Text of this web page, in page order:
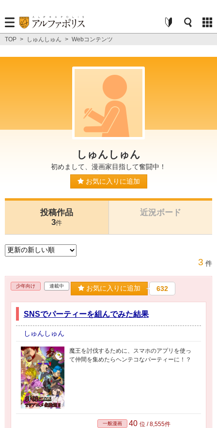
TOP > しゅんしゅん > Webコンテンツ
しゅんしゅん
初めまして、漫画家目指して奮闘中！
お気に入りに追加
投稿作品
3件
近況ボード
3 件
少年向け 連載中 お気に入りに追加 632
SNSでパーティーを組んでみた結果
しゅんしゅん
魔王を討伐するために、スマホのアプリを使っ
て仲間を集めたらヘンテコなパーティーに！？
一般漫画 40 位 / 8,555件